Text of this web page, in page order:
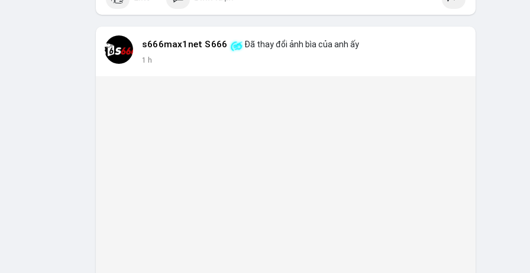
s666max1net S666 Đã thay đổi ảnh bìa của anh ấy
1 h